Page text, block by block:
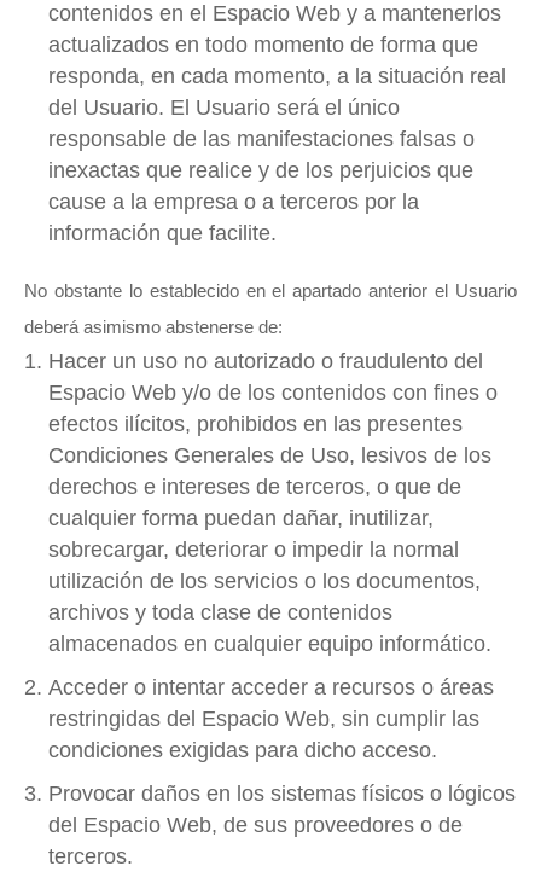
contenidos en el Espacio Web y a mantenerlos
actualizados en todo momento de forma que
responda, en cada momento, a la situación real
del Usuario. El Usuario será el único
responsable de las manifestaciones falsas o
inexactas que realice y de los perjuicios que
cause a la empresa o a terceros por la
información que facilite.
No obstante lo establecido en el apartado anterior el Usuario
deberá asimismo abstenerse de:
Hacer un uso no autorizado o fraudulento del
Espacio Web y/o de los contenidos con fines o
efectos ilícitos, prohibidos en las presentes
Condiciones Generales de Uso, lesivos de los
derechos e intereses de terceros, o que de
cualquier forma puedan dañar, inutilizar,
sobrecargar, deteriorar o impedir la normal
utilización de los servicios o los documentos,
archivos y toda clase de contenidos
almacenados en cualquier equipo informático.
Acceder o intentar acceder a recursos o áreas
restringidas del Espacio Web, sin cumplir las
condiciones exigidas para dicho acceso.
Provocar daños en los sistemas físicos o lógicos
del Espacio Web, de sus proveedores o de
terceros.